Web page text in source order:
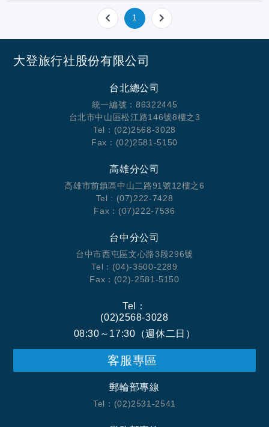
1
大登旅行社股份有限公司
台北總公司
統一編號：86322445
台北市中山區松江路146號8樓之3
Tel：(02)2568-3028
Fax：(02)2581-5150
高雄分公司
高雄市前鎮區中山二路91號12樓之6
Tel : (07)222-7428
Fax：(07)222-7536
台中分公司
台中市西屯區文心路3段296號
Tel：(04)-3500-2289
Fax：(02)-2581-5150
Tel：
(02)2568-3028
08:30～17:30（週休二日）
客服專區
郵輪部專線
Tel：(02)2531-2541